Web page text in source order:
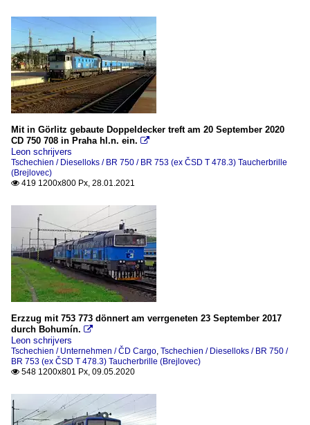
Mit in Görlitz gebaute Doppeldecker treft am 20 September 2020
CD 750 708 in Praha hl.n. ein. 
Leon schrijvers
Tschechien / Dieselloks / BR 750 / BR 753 (ex ČSD T 478.3) Taucherbrille
(Brejlovec)
 419 1200x800 Px, 28.01.2021
Erzzug mit 753 773 dönnert am verrgeneten 23 September 2017
durch Bohumín. 
Leon schrijvers
Tschechien / Unternehmen / ČD Cargo, Tschechien / Dieselloks / BR 750 /
BR 753 (ex ČSD T 478.3) Taucherbrille (Brejlovec)
 548 1200x801 Px, 09.05.2020